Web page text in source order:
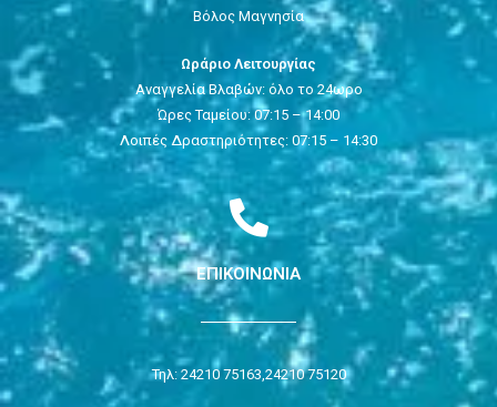
Βόλος Μαγνησία
Ωράριο Λειτουργίας
Αναγγελία Βλαβών: όλο το 24ωρο
Ώρες Ταμείου: 07:15 – 14:00
Λοιπές Δραστηριότητες: 07:15 – 14:30
ΕΠΙΚΟΙΝΩΝΙΑ
Τηλ: 24210 75163, 24210 75120